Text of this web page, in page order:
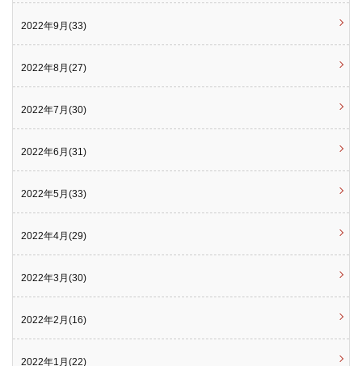
2022年9月(33)
2022年8月(27)
2022年7月(30)
2022年6月(31)
2022年5月(33)
2022年4月(29)
2022年3月(30)
2022年2月(16)
2022年1月(22)